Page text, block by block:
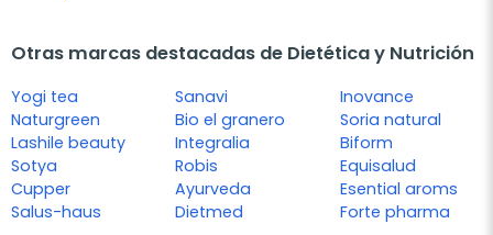
Otras marcas destacadas de Dietética y Nutrición
Yogi tea
Naturgreen
Lashile beauty
Sotya
Cupper
Salus-haus
Sanavi
Bio el granero
Integralia
Robis
Ayurveda
Dietmed
Inovance
Soria natural
Biform
Equisalud
Esential aroms
Forte pharma